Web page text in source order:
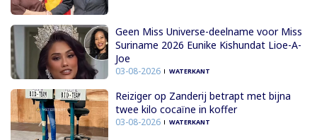
Geen Miss Universe-deelname voor Miss
Suriname 2026 Eunike Kishundat Lioe-A-
Joe
03-08-2026 WATERKANT
Reiziger op Zanderij betrapt met bijna
twee kilo cocaïne in koffer
03-08-2026 WATERKANT